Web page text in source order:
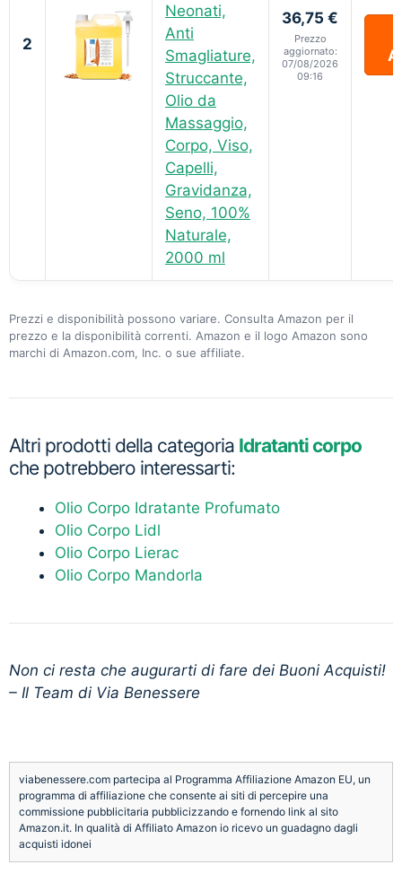
2
Neonati,
Anti
Smagliature,
Struccante,
Olio da
Massaggio,
Corpo, Viso,
Capelli,
Gravidanza,
Seno, 100%
Naturale,
2000 ml
36,75 €
Prezzo
aggiornato:
07/08/2026
09:16
Prezzi e disponibilità possono variare. Consulta Amazon per il
prezzo e la disponibilità correnti. Amazon e il logo Amazon sono
marchi di Amazon.com, Inc. o sue affiliate.
Altri prodotti della categoria Idratanti corpo
che potrebbero interessarti:
Olio Corpo Idratante Profumato
Olio Corpo Lidl
Olio Corpo Lierac
Olio Corpo Mandorla
Non ci resta che augurarti di fare dei Buoni Acquisti!
– Il Team di Via Benessere
viabenessere.com partecipa al Programma Affiliazione Amazon EU, un
programma di affiliazione che consente ai siti di percepire una
commissione pubblicitaria pubblicizzando e fornendo link al sito
Amazon.it. In qualità di Affiliato Amazon io ricevo un guadagno dagli
acquisti idonei